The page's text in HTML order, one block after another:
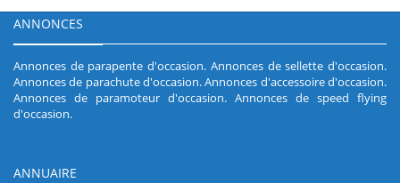
ANNONCES
Annonces de parapente d'occasion. Annonces de sellette d'occasion.
Annonces de parachute d'occasion.Annonces d'accessoire d'occasion.
Annonces de paramoteur d'occasion. Annonces de speed flying
d'occasion.
ANNUAIRE